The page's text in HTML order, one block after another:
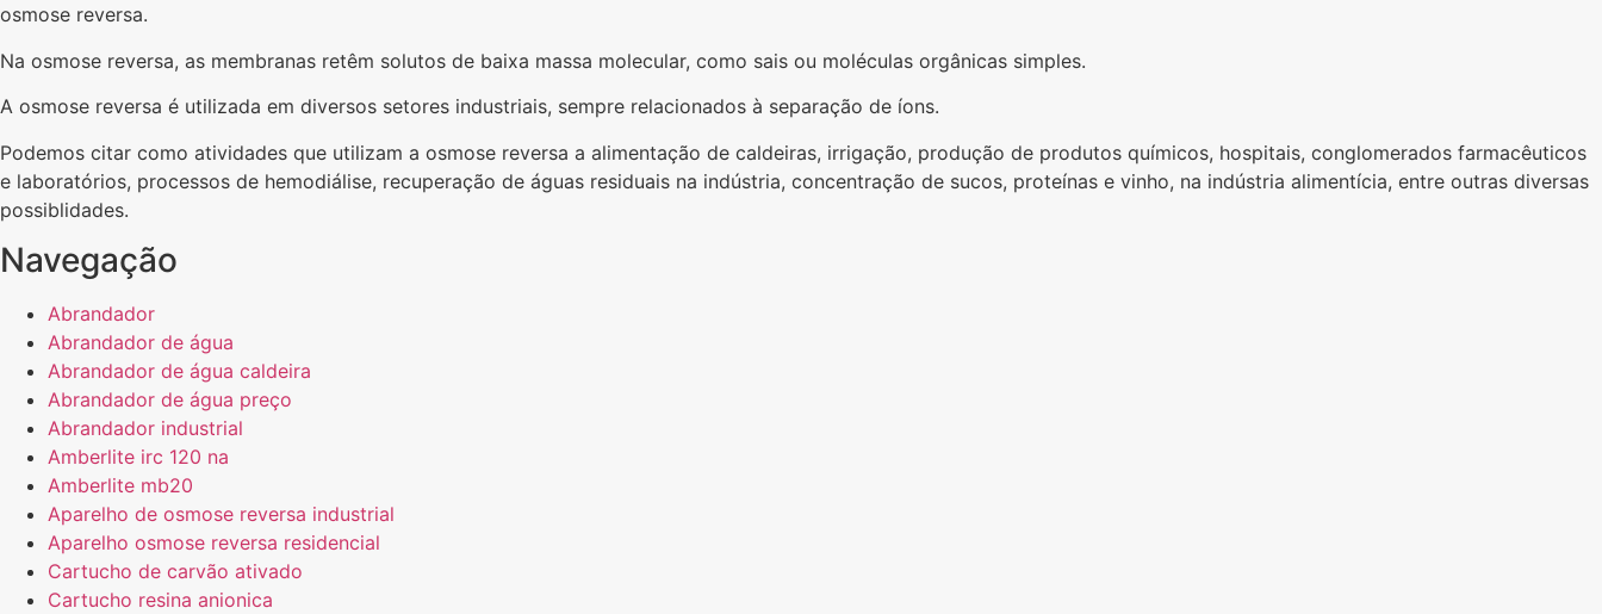
osmose reversa.
Na osmose reversa, as membranas retêm solutos de baixa massa molecular, como sais ou moléculas orgânicas simples.
A osmose reversa é utilizada em diversos setores industriais, sempre relacionados à separação de íons.
Podemos citar como atividades que utilizam a osmose reversa a alimentação de caldeiras, irrigação, produção de produtos químicos, hospitais, conglomerados farmacêuticos
e laboratórios, processos de hemodiálise, recuperação de águas residuais na indústria, concentração de sucos, proteínas e vinho, na indústria alimentícia, entre outras diversas
possiblidades.
Navegação
Abrandador
Abrandador de água
Abrandador de água caldeira
Abrandador de água preço
Abrandador industrial
Amberlite irc 120 na
Amberlite mb20
Aparelho de osmose reversa industrial
Aparelho osmose reversa residencial
Cartucho de carvão ativado
Cartucho resina anionica